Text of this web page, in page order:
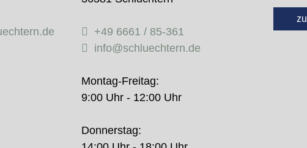
+49 6661 / 85-361
info@schluechtern.de
Montag-Freitag:
9:00 Uhr - 12:00 Uhr
Donnerstag: